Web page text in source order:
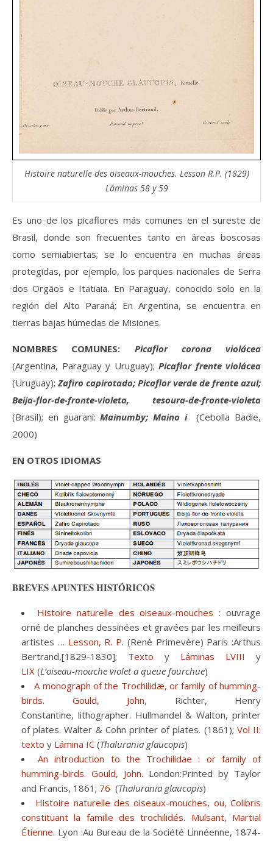
Histoire naturelle des oiseaux-mouches. Lesson R.P. (1829)
Láminas 58 y 59
Es uno de los picaflores más comunes en el sureste de
Brasil, donde son frecuentes tanto en áreas boscosas
como semiabiertas; se lo encuentra en muchas áreas
protegidas, por ejemplo, los parques nacionales de Serra
dos Orgãos e Itatiaia. En Paraguay, conocido solo en la
región del Alto Paraná; En Argentina, se encuentra en
tierras bajas húmedas de Misiones.
NOMBRES COMUNES:
Picaflor corona violácea
(Argentina, Paraguay y Uruguay); Picaflor frente violácea
(Uruguay);Zafiro capirotado; Picaflor verde de frente azul;
Beija-flor-de-fronte-violeta, tesoura-de-fronte-violeta
(Brasil); en guaraní:Mainumby; Maino i
(Cebolla Badie,
2000)
EN OTROS IDIOMAS
BREVES APUNTES HISTÓRICOS
Histoire naturelle des oiseaux-mouches: ouvrage
orné de planches dessinées et gravées par les meilleurs
artistes … Lesson, R. P. (René Primevère) Paris :Arthus
Bertrand,[1829-1830]; Texto y Láminas LVIII y
LIX (L’oiseau-mouche violet a queue fourchue)
A monograph of the Trochilidæ, or family of humming-
birds. Gould, John, Richter, Henry
Constantine, lithographer. Hullmandel & Walton, printer
of plates. Walter & Cohn printer of plates. (1861); Vol II:
texto y Lámina IC (Thalurania glaucopis)
An introduction to the Trochilidae : or family of
humming-birds. Gould, John. London:Printed by Taylor
and Francis, 1861; 76 (Thalurania glaucopis)
Histoire naturelle des oiseaux-mouches, ou, Colibris
constituant la famille des trochilidés. Mulsant, Martial
Étienne. Lyon :Au Bureau de la Société Linnéenne, 1874-